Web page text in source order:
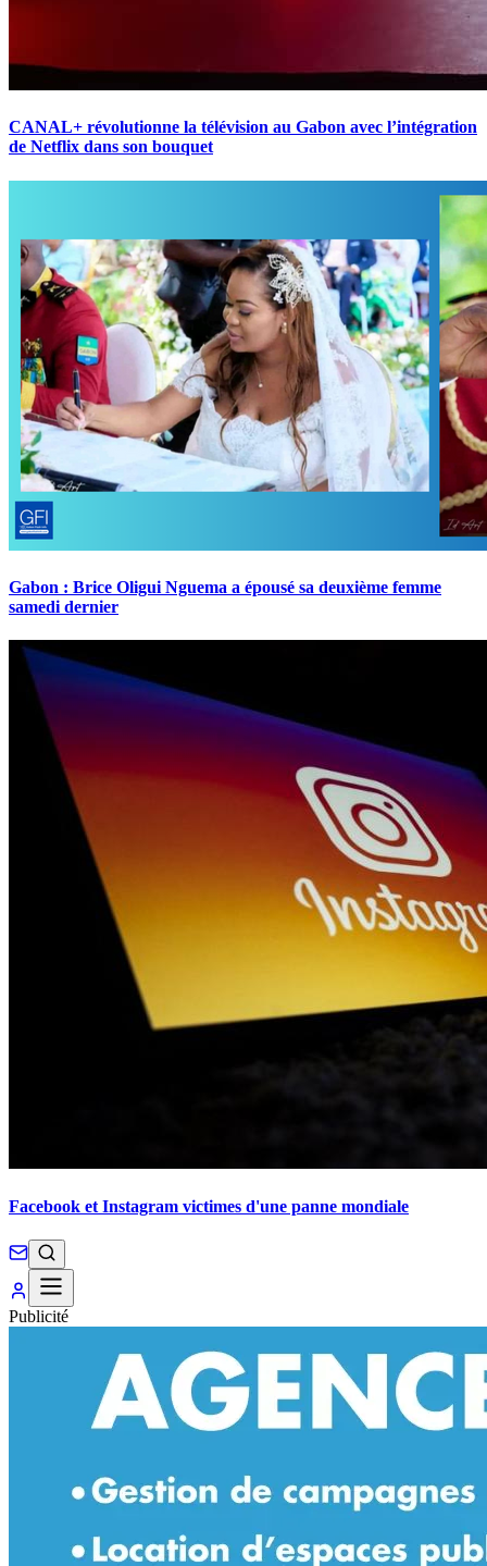
CANAL+ révolutionne la télévision au Gabon avec l’intégration
de Netflix dans son bouquet
Gabon : Brice Oligui Nguema a épousé sa deuxième femme
samedi dernier
Facebook et Instagram victimes d'une panne mondiale
Publicité